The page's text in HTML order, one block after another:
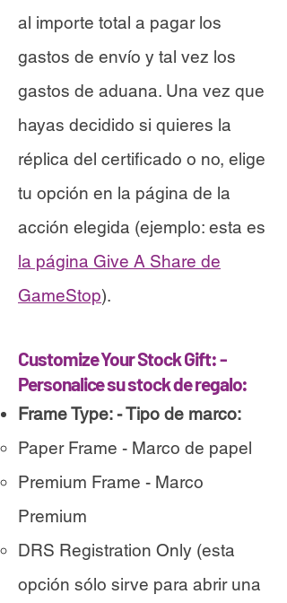
al importe total a pagar los
gastos de envío y tal vez los
gastos de aduana. Una vez que
hayas decidido si quieres la
réplica del certificado o no, elige
tu opción en la página de la
acción elegida (ejemplo: esta es
la página Give A Share de
GameStop).
Customize Your Stock Gift: -
Personalice su stock de regalo:
Frame Type: - Tipo de marco:
Paper Frame - Marco de papel
Premium Frame - Marco
Premium
DRS Registration Only (esta
opción sólo sirve para abrir una